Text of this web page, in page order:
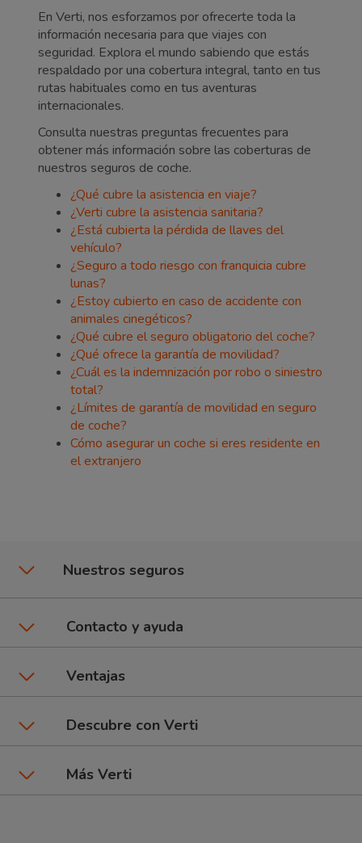
En Verti, nos esforzamos por ofrecerte toda la
información necesaria para que viajes con
seguridad. Explora el mundo sabiendo que estás
respaldado por una cobertura integral, tanto en tus
rutas habituales como en tus aventuras
internacionales.
Consulta nuestras preguntas frecuentes para
obtener más información sobre las coberturas de
nuestros seguros de coche.
¿Qué cubre la asistencia en viaje?
¿Verti cubre la asistencia sanitaria?
¿Está cubierta la pérdida de llaves del
vehículo?
¿Seguro a todo riesgo con franquicia cubre
lunas?
¿Estoy cubierto en caso de accidente con
animales cinegéticos?
¿Qué cubre el seguro obligatorio del coche?
¿Qué ofrece la garantía de movilidad?
¿Cuál es la indemnización por robo o siniestro
total?
¿Límites de garantía de movilidad en seguro
de coche?
Cómo asegurar un coche si eres residente en
el extranjero
Nuestros seguros
Seguros de coche
Seguros de moto
6Ruedas: Coche + Moto
Seguros de Hogar
Contacto y ayuda
Asistencia y contacto
Dar un parte
Preguntas frecuentes
Ventajas
Promociones y beneficios
Tipos de pago
Descubre con Verti
Seguros por marca de coche
Más Verti